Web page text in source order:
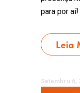
para por
Leia
Setembro 6,